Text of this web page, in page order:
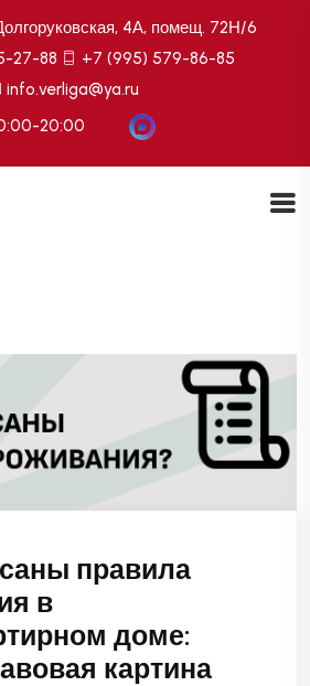
4А, помещ. 72Н/6
27-88
+7 (995) 579-86-85
info.verliga@ya.ru
20:00
правила
в
доме:
картина